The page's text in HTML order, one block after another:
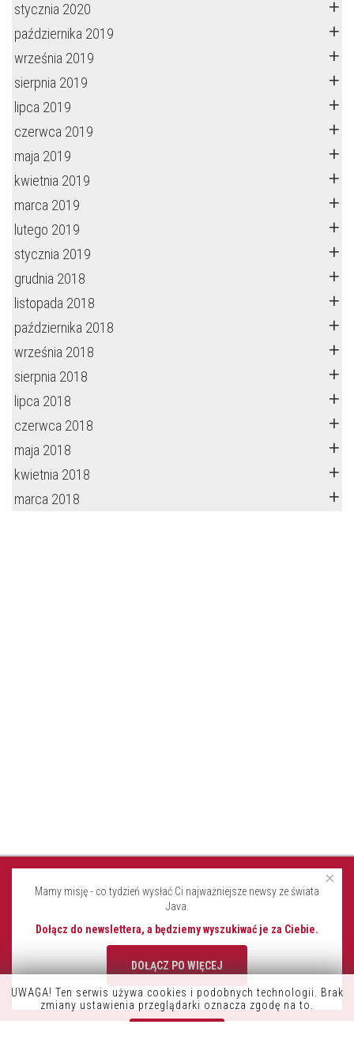
stycznia 2020
października 2019
września 2019
sierpnia 2019
lipca 2019
czerwca 2019
maja 2019
kwietnia 2019
marca 2019
lutego 2019
stycznia 2019
grudnia 2018
listopada 2018
października 2018
września 2018
sierpnia 2018
lipca 2018
czerwca 2018
maja 2018
kwietnia 2018
marca 2018
K9OFFICE
UWAGA! Ten serwis używa cookies i podobnych technologii. Brak
zmiany ustawienia przeglądarki oznacza zgodę na to.
×
Mamy misję - co tydzień wysłać Ci najważniejsze newsy ze świata
Java.
Dołącz do newslettera, a będziemy wyszukiwać je za Ciebie.
DOŁĄCZ PO WIĘCEJ